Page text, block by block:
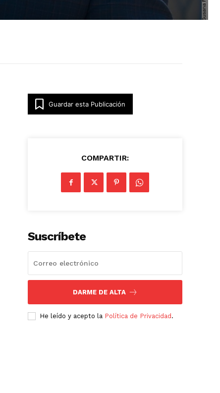
Guardar esta Publicación
COMPARTIR:
Suscríbete
DARME DE ALTA
He leído y acepto la Política de Privacidad .